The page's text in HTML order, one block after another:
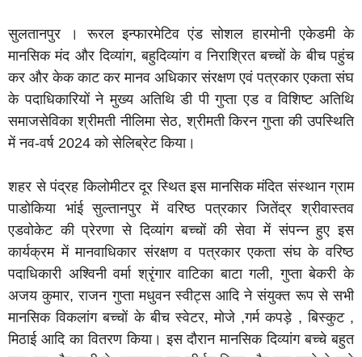
सुलतानपुर । रूरल इन्फारमेटिव एंड सोशल हारमोनी एकेडमी के
मानसिक मंद और दिव्यांग, बहुदिव्यांग व निराश्रित बच्चों के बीच पहुंच
कर और केक काट कर मानव अधिकार संरक्षण एवं पत्रकार एकता संघ
के पदाधिकारियों ने मुख्य अतिथि डी पी गुप्ता एड व विशिष्ट अतिथि
समाजसेविका श्रीमती नीलिमा सेठ, श्रीमती किरन गुप्ता की उपस्थिति
में नव-वर्ष 2024 को सेलिब्रेट किया।
शहर से पंद्रह किलोमीटर दूर स्थित इस मानसिक मंदित संस्थान ग्राम
पाडोकिया भांई सुल्तानपुर में वरिष्ठ पत्रकार जितेंद्र श्रीवास्तव
एडवोकेट की प्रेरणा से दिव्यांग बच्चों की सेवा में संपन्न हुए इस
कार्यक्रम में मानवाधिकार संरक्षण व पत्रकार एकता संघ के वरिष्ठ
पदाधिकारी अश्विनी वर्मा श्रृंगार वाटिका बाटा गली, गुप्ता बेकरी के
अजय कुमार, राजन गुप्ता मधुवन स्वीट्स आदि ने संयुक्त रूप से सभी
मानसिक विकलांग बच्चों के बीच स्वेटर, मोजे ,गर्म कपड़े , बिस्कुट ,
मिठाई आदि का वितरण किया। इस दौरान मानसिक दिव्यांग बच्चे बहुत